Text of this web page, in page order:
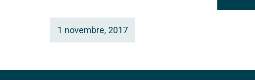
1 novembre, 2017